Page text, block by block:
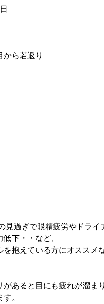
から若返り
見過ぎで眼精疲労やドライ
低下・・など、
を抱えている方にオススメ
があると目にも疲れが溜ま
。